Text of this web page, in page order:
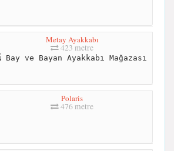
Metay Ayakkabı
423 metre
Bay ve Bayan Ayakkabı Mağazası
Polaris
476 metre